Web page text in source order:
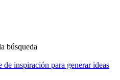
búsqueda
de inspiración para generar ideas